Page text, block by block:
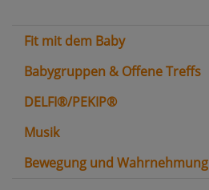
Fit mit dem Baby
Babygruppen & Offene Treffs
DELFI®/PEKIP®
Musik
Bewegung und Wahrnehmung